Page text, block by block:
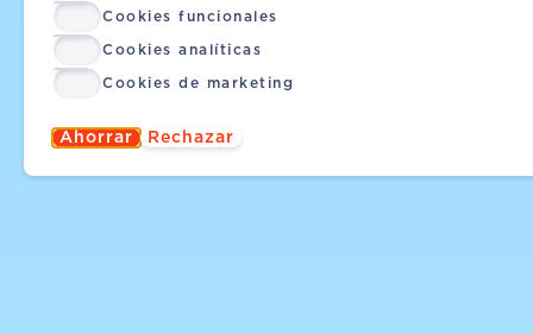
Cookies funcionales
Cookies analíticas
Cookies de marketing
Ahorrar Rechazar